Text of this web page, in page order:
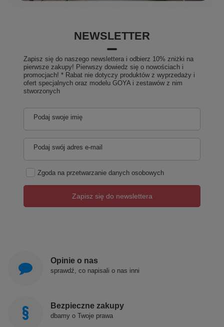
NEWSLETTER
Zapisz się do naszego newslettera i odbierz 10% zniżki na
pierwsze zakupy! Pierwszy dowiedz się o nowościach i
promocjach! * Rabat nie dotyczy produktów z wyprzedaży i
ofert specjalnych oraz modelu GOYA i zestawów z nim
stworzonych
Podaj swoje imię
Podaj swój adres e-mail
Zgoda na przetwarzanie danych osobowych
Zapisz się do newslettera
Opinie o nas
sprawdź, co napisali o nas inni
Bezpieczne zakupy
dbamy o Twoje prawa